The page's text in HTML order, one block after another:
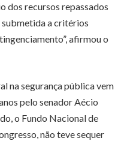
dos recursos repassados
submetida a critérios
afirmou o
na segurança pública vem
pelo senador Aécio
o Fundo Nacional de
não teve sequer